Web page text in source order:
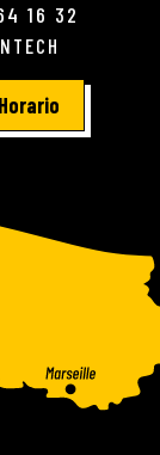
16 32
Horario